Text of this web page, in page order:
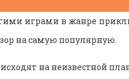
играми в жанре
на самую популярную.
на неизвестной